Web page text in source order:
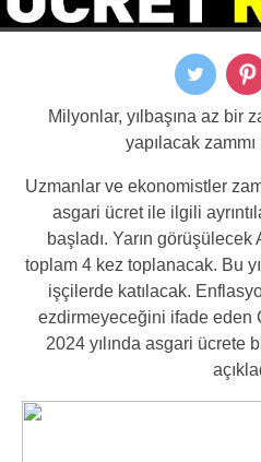
Milyonlar, yılbaşına az bir
yapılacak
Uzmanlar ve ekonomistler
asgari ücret ile ilgili
başladı. Yarın
toplam 4 kez toplanacak. Bu
işçilerde katılacak.
ezdirmeyeceğini ifade eden
2024 yılında asgari ücrete